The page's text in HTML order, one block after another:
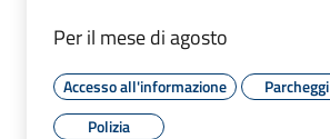
Per il mese di agosto
Accesso all'informazione
Parcheggi
Polizia